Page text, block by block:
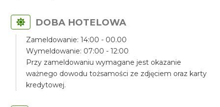
DOBA HOTELOWA
Zameldowanie: 14:00 - 00.00
Wymeldowanie: 07:00 - 12:00
Przy zameldowaniu wymagane jest okazanie
ważnego dowodu tożsamości ze zdjęciem oraz karty
kredytowej.